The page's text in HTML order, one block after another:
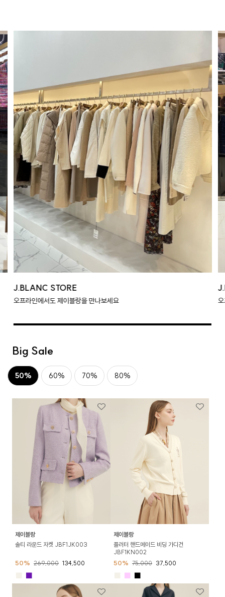
J.BLANC STORE
오프라인에서도 제이블랑을 만나보세요
Big Sale
50% 60% 70% 80%
제이블랑
솔티 라운드 자켓 JBF1JK003
50% 269,000 134,500
■
제이블랑
플러터 핸드메이드 비딩 가디건
JBF1KN002
50% 75,000 37,500
■ ■